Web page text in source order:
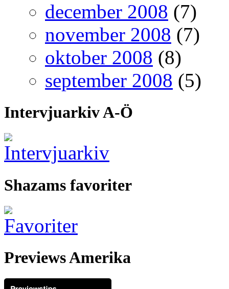
december 2008 (7)
november 2008 (7)
oktober 2008 (8)
september 2008 (5)
Intervjuarkiv A-Ö
Shazams favoriter
Previews Amerika